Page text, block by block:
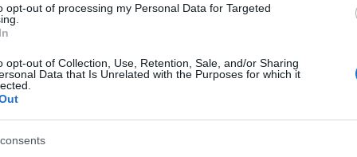
opt-out of processing my Personal Data for Targeted
opt-out of Collection, Use, Retention, Sale, and/or Sharing
Data that Is Unrelated with the Purposes for which it